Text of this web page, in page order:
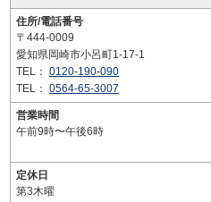
住所/電話番号
〒444-0009
愛知県岡崎市小呂町1-17-1
TEL： 0120-190-090
TEL： 0564-65-3007
営業時間
午前9時〜午後6時
定休日
第3木曜